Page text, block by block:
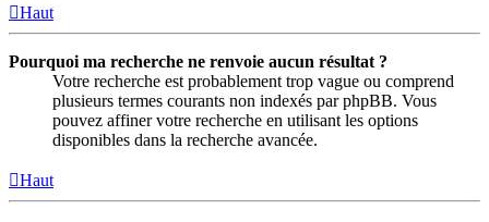
Haut
Pourquoi ma recherche ne renvoie aucun résultat ?
Votre recherche est probablement trop vague ou comprend
plusieurs termes courants non indexés par phpBB. Vous
pouvez affiner votre recherche en utilisant les options
disponibles dans la recherche avancée.
Haut